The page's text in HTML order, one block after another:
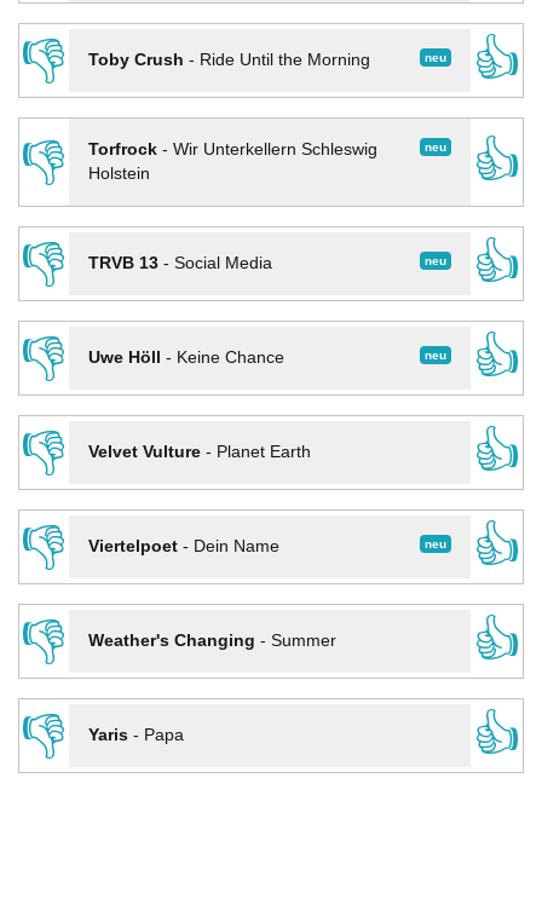
👎
neu
Toby Crush - Ride Until the Morning
👍
👎
neu
Torfrock- Wir Unterkellern Schleswig
Holstein
👍
👎
neu
TRVB 13- Social Media
👍
👎
neu
Uwe Höll - Keine Chance
👍
👎
Velvet Vulture- Planet Earth
👍
👎
neu
Viertelpoet- Dein Name
👍
👎
Weather's Changing - Summer
👍
👎
Yaris- Papa 👍